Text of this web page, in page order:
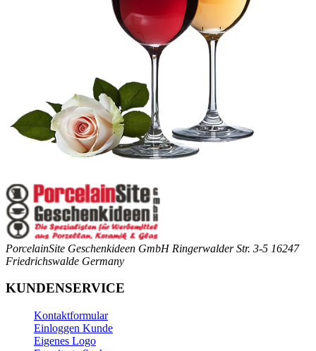
PorcelainSite Geschenkideen GmbH Ringerwalder Str. 3-5 16247
Friedrichswalde Germany
KUNDENSERVICE
Kontaktformular
Einloggen Kunde
Eigenes Logo